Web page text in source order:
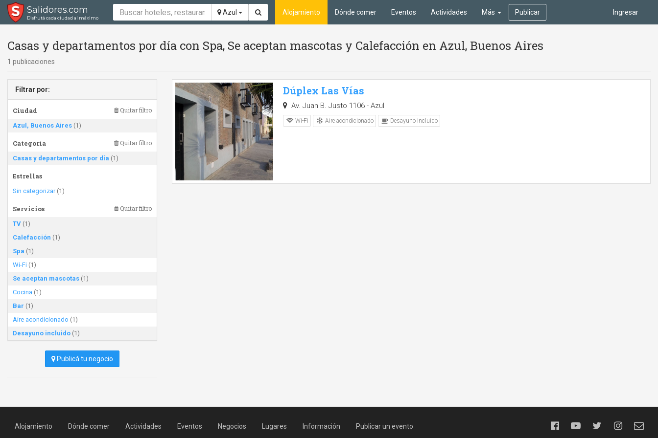
Salidores.com
Disfrutá cada ciudad al máximo
Azul Ingresar
Alojamiento Dónde comer Eventos Actividades Más Publicar
Casas y departamentos por día con Spa, Se aceptan mascotas y Calefacción en Azul, Buenos Aires
1 publicaciones
Filtrar por:
Ciudad Quitar filtro
Azul, Buenos Aires (1)
Categoría Quitar filtro
Casas y departamentos por día (1)
Estrellas
Sin categorizar(1)
Servicios Quitar filtro
TV (1)
Calefacción (1)
Spa (1)
Wi-Fi (1)
Se aceptan mascotas (1)
Cocina (1)
Bar (1)
Aire acondicionado (1)
Desayuno incluido (1)
Publicá tu negocio
Dúplex Las Vías
Av. Juan B. Justo 1106 - Azul
Wi-Fi Aire acondicionado Desayuno incluido
Alojamiento Dónde comer Actividades Eventos Negocios Lugares Información Publicar un evento